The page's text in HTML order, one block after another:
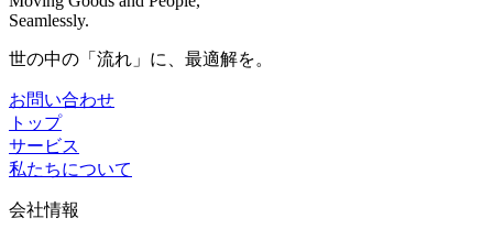
Seamlessly.
世の中の「流れ」に、最適解を。
お問い合わせ
トップ
サービス
私たちについて
会社情報